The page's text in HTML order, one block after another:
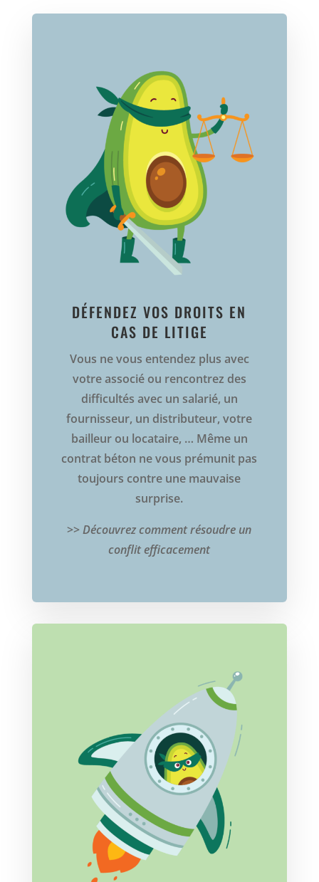
DÉFENDEZ VOS DROITS EN
CAS DE LITIGE
Vous ne vous entendez plus avec
votre associé ou rencontrez des
difficultés avec un salarié, un
fournisseur, un distributeur, votre
bailleur ou locataire, … Même un
contrat béton ne vous prémunit pas
toujours contre une mauvaise
surprise.
>>Découvrez comment résoudre un
conflit efficacement